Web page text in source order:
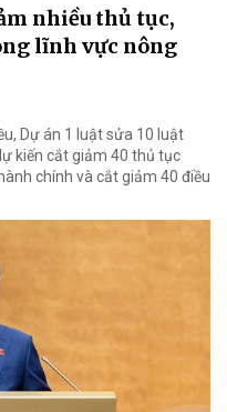
nhiều thủ tục,
lĩnh vực nông
Dự án 1 luật sửa 10 luật
kiến cắt giảm 40 thủ tục
chính và cắt giảm 40 điều